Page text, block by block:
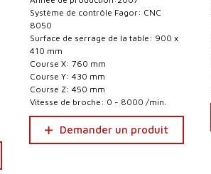
Système de contrôle Fagor: CNC
8050
Surface de serrage de la table: 900 x
410 mm
Course X: 760 mm
Course Y: 430 mm
Course Z: 450 mm
Vitesse de broche: 0 - 8000 /min.
Demander un produit